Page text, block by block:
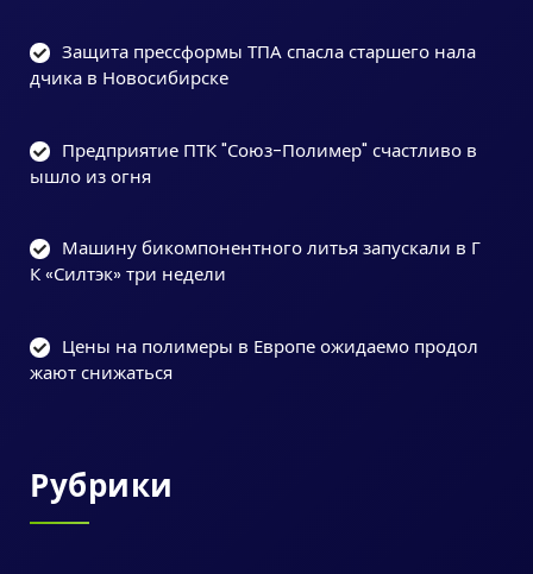
Защита прессформы ТПА спасла старшего нала
дчика в Новосибирске
Предприятие ПТК "Союз-Полимер" счастливо в
ышло из огня
Машину бикомпонентного литья запускали в Г
К «Силтэк» три недели
Цены на полимеры в Европе ожидаемо продол
жают снижаться
Рубрики